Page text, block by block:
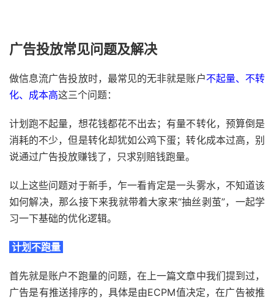
广告投放常见问题及解决
做信息流广告投放时，最常见的无非就是账户不起量、不转
化、成本高这三个问题：
计划跑不起量，想花钱都花不出去；有量不转化，预算倒是
消耗的不少，但是转化却犹如公鸡下蛋；转化成本过高，别
说通过广告投放赚钱了，只求别赔钱跑量。
以上这些问题对于新手，乍一看肯定是一头雾水，不知道该
如何解决，那么接下来我就带着大家来“抽丝剥茧”，一起学
习一下基础的优化逻辑。
计划不跑量
首先就是账户不跑量的问题，在上一篇文章中我们提到过，
广告是有推送排序的，具体是由ECPM值决定，在广告被推